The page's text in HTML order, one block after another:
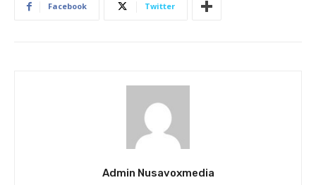
Facebook Twitter
Admin Nusavoxmedia